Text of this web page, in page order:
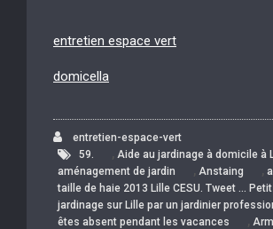
entretien espace vert
domicella
entretien-espace-vert
59.
, Aide au jardinage à domicile à
aménagement de jardin , Anstaing ,
taille de haie 2013 Lille CESU. Tweet …
jardinage sur Lille par un jardinier
êtes absent pendant les vacances
,